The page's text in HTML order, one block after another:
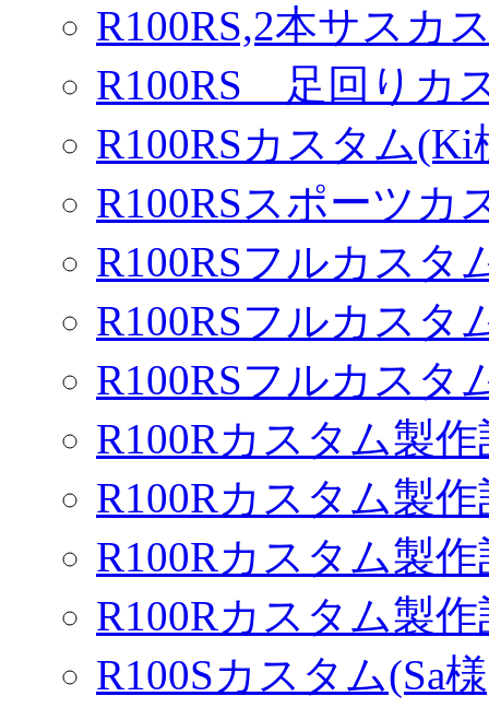
R100RS,2本サスカ
R100RS 足回りカ
R100RSカスタム(Ki
R100RSスポーツカ
R100RSフルカスタ
R100RSフルカスタ
R100RSフルカスタ
R100Rカスタム製作
R100Rカスタム製作
R100Rカスタム製作
R100Rカスタム製
R100Sカスタム(Sa